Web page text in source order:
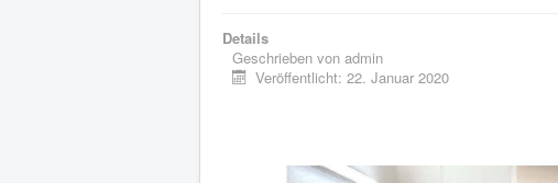
Details
Geschrieben von admin
Veröffentlicht: 22. Januar 2020